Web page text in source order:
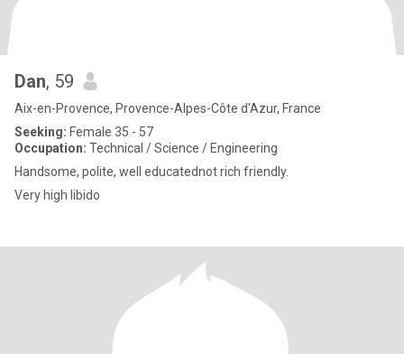
Dan, 59
Aix-en-Provence, Provence-Alpes-Côte d'Azur, France
Seeking: Female 35 - 57
Occupation: Technical / Science / Engineering
Handsome, polite, well educatednot rich friendly.
Very high libido